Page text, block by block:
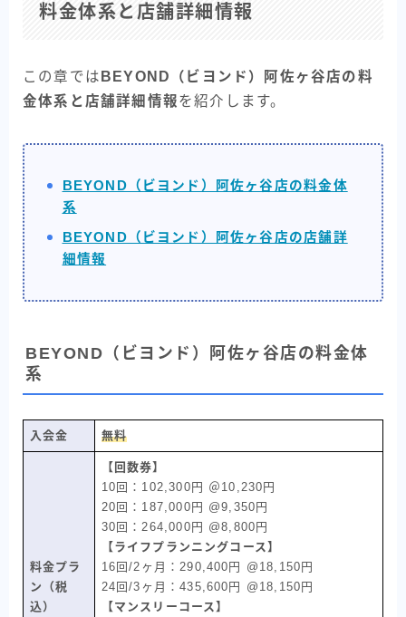
料金体系と店舗詳細情報
この章では BEYOND（ビヨンド）阿佐ヶ谷店の料
金体系と店舗詳細情報を紹介します。
BEYOND（ビヨンド）阿佐ヶ谷店の料金体
系
BEYOND（ビヨンド）阿佐ヶ谷店の店舗詳
細情報
BEYOND（ビヨンド）阿佐ヶ谷店の料金体
系
入会金 無料
料金プラ
ン（税
込）
【回数券】
10回：102,300円 ＠10,230円
20回：187,000円 @9,350円
30回：264,000円 @8,800円
【ライフプランニングコース】
16回/2ヶ月：290,400円 @18,150円
24回/3ヶ月：435,600円 @18,150円
【マンスリーコース】